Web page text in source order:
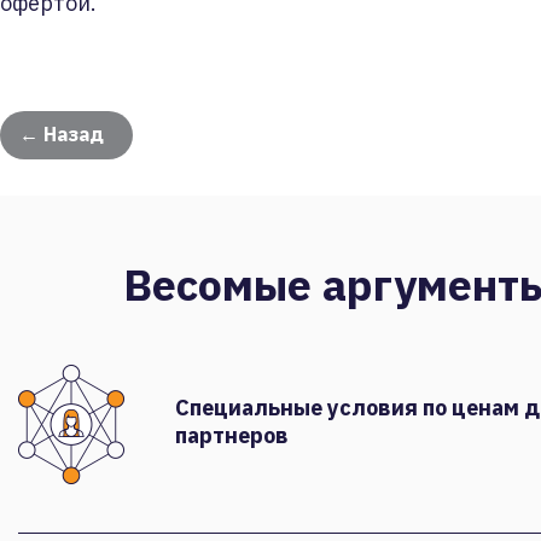
← Назад
Весомые
Специальные условия по ценам
партнеров